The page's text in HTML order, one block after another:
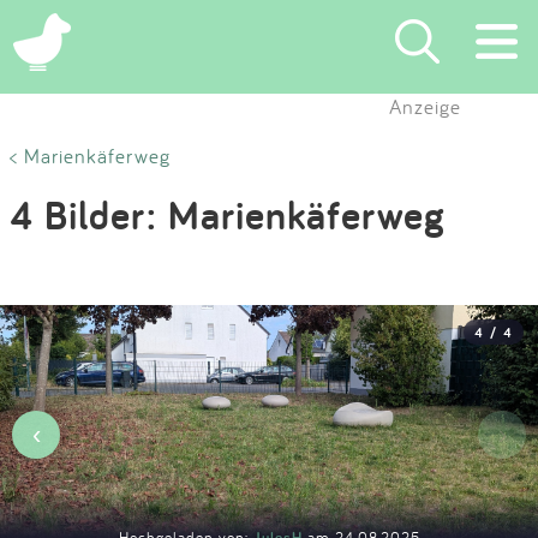
×
Eintragen
Blog
Partner
Kontakt
Anzeige
< Marienkäferweg
4 Bilder: Marienkäferweg
4 / 4
‹ ›